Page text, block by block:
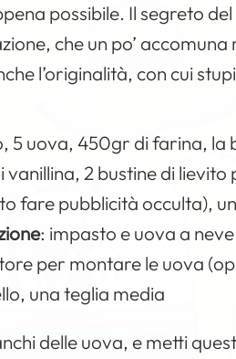
possibile. Il segreto
che un po’
l’originalità, con cui
5 uova, 450gr di farina,
vanillina, 2 bustine di
fare pubblicità occulta),
: impasto e uova a
per montare le uova
una teglia media
delle uova, e metti